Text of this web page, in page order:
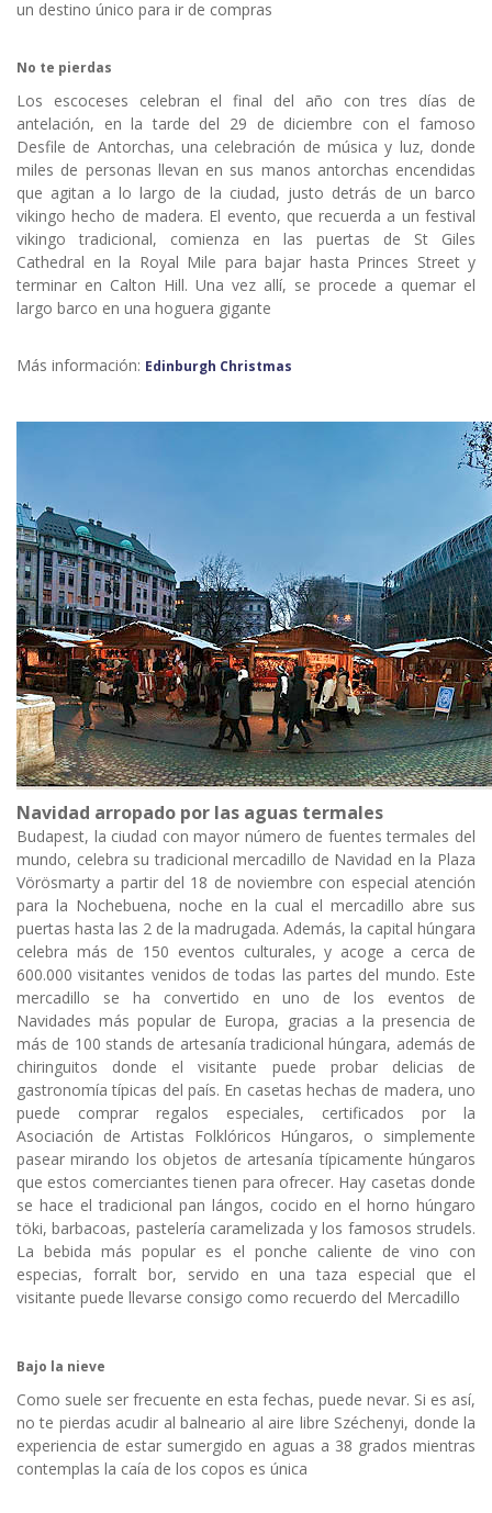
un destino único para ir de compras
No te pierdas
Los escoceses celebran el final del año con tres días de
antelación, en la tarde del 29 de diciembre con el famoso
Desfile de Antorchas, una celebración de música y luz, donde
miles de personas llevan en sus manos antorchas encendidas
que agitan a lo largo de la ciudad, justo detrás de un barco
vikingo hecho de madera. El evento, que recuerda a un festival
vikingo tradicional, comienza en las puertas de St Giles
Cathedral en la Royal Mile para bajar hasta Princes Street y
terminar en Calton Hill. Una vez allí, se procede a quemar el
largo barco en una hoguera gigante
Más información: Edinburgh Christmas
Navidad arropado por las aguas termales
Budapest, la ciudad con mayor número de fuentes termales del
mundo, celebra su tradicional mercadillo de Navidad en la Plaza
Vörösmarty a partir del 18 de noviembre con especial atención
para la Nochebuena, noche en la cual el mercadillo abre sus
puertas hasta las 2 de la madrugada. Además, la capital húngara
celebra más de 150 eventos culturales, y acoge a cerca de
600.000 visitantes venidos de todas las partes del mundo. Este
mercadillo se ha convertido en uno de los eventos de
Navidades más popular de Europa, gracias a la presencia de
más de 100 stands de artesanía tradicional húngara, además de
chiringuitos donde el visitante puede probar delicias de
gastronomía típicas del país. En casetas hechas de madera, uno
puede comprar regalos especiales, certificados por la
Asociación de Artistas Folklóricos Húngaros, o simplemente
pasear mirando los objetos de artesanía típicamente húngaros
que estos comerciantes tienen para ofrecer. Hay casetas donde
se hace el tradicional pan lángos, cocido en el horno húngaro
töki, barbacoas, pastelería caramelizada y los famosos strudels.
La bebida más popular es el ponche caliente de vino con
especias, forralt bor, servido en una taza especial que el
visitante puede llevarse consigo como recuerdo del Mercadillo
Bajo la nieve
Como suele ser frecuente en esta fechas, puede nevar. Si es así,
no te pierdas acudir al balneario al aire libre Széchenyi, donde la
experiencia de estar sumergido en aguas a 38 grados mientras
contemplas la caía de los copos es única